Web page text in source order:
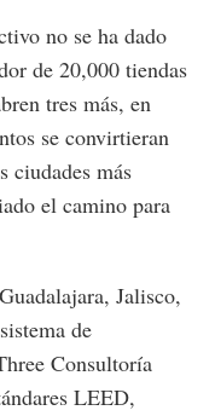
no se ha dado
de 20,000 tiendas
tres más, en
se convirtieran
ciudades más
el camino para
Jalisco,
de
Consultoría
LEED,